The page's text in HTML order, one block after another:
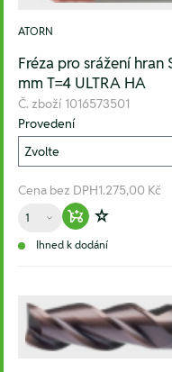
ATORN
Fréza pro srážení
mm T=4 ULTRA HA
Č. zboží 1016573501
Provedení
Cena bez DPH1.275,00 Kč
Množství
Warenkorb
Zur
Ihned k dodání